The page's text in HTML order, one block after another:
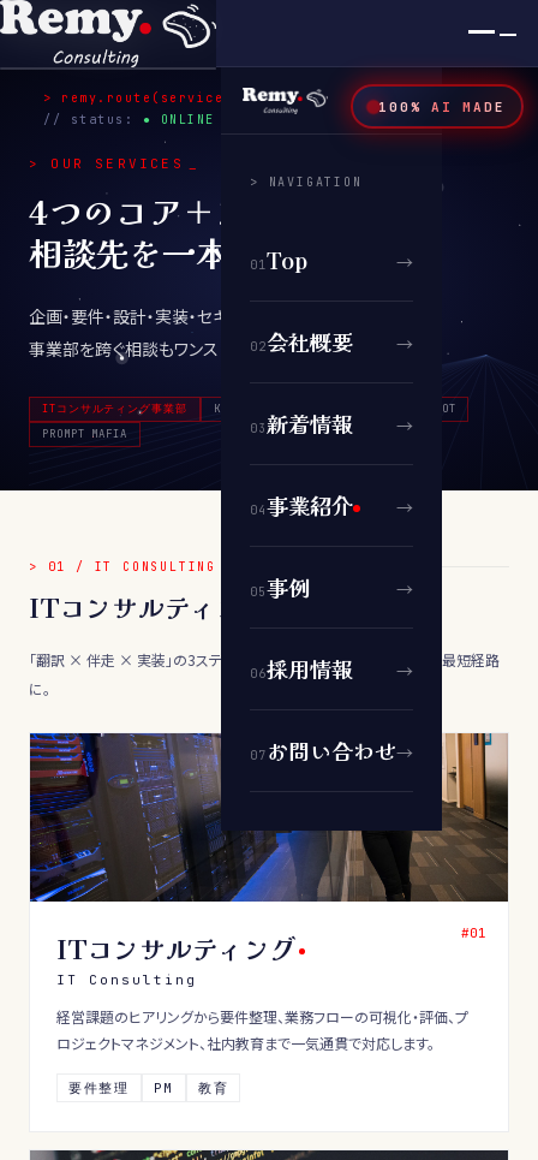
×
> NAVIGATION
01Top →
02会社概要 →
03 新着情報 →
04事業紹介 →
05事例 →
06採用情報 →
07 お問い合わせ→
> remy.route( services
// status:
● ONLINE
00: 00
> OUR SERVICES
4つのコア＋プロダクトで、
相談先を一本化
企画・要件・設計・実装・セキュリティ・運用を同一視点で。
事業部を跨ぐ相談もワンストップで。
ITコンサルティング事業部 KIMONOコンサルティング事業部
CHABOT
PROMPT MAFIA
> 01 / IT CONSULTING DIVISION
ITコンサルティング事業
「翻訳 × 伴走 × 実装」の3ステップで、DX・先端テクノロジー導入を最短経路
に。
#01
ITコンサルティング
IT Consulting
経営課題のヒアリングから要件整理、業務フローの可視化・評価、プ
ロジェクトマネジメント、社内教育まで一気通貫で対応します。
要件整理 PM 教育
100% AI MADE